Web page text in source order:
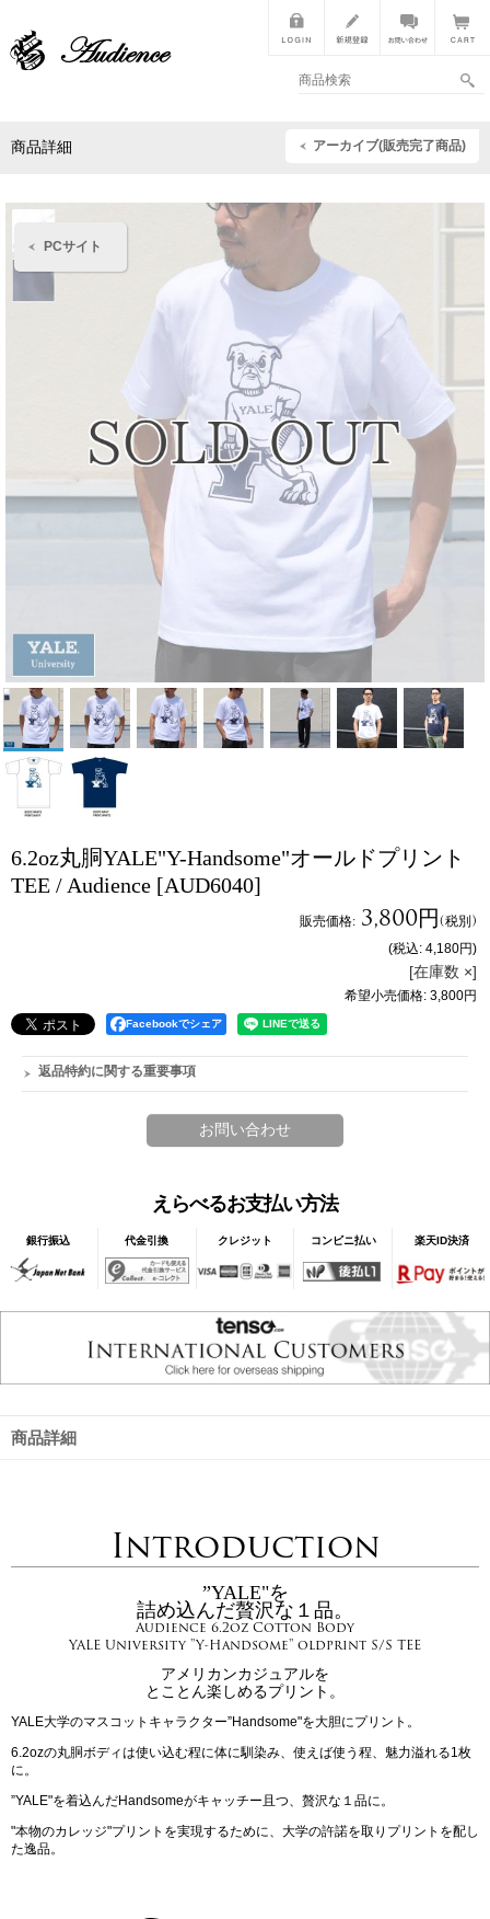
PCサイト
商品詳細 アーカイブ(販売完了商品)
6.2oz丸胴YALE"Y-Handsome"オールドプリント
TEE / Audience [AUD6040]
販売価格: 3,800円(税別)
(税込: 4,180円)
[在庫数 ×]
希望小売価格: 3,800円
Facebookでシェア
返品特約に関する重要事項
えらべるお支払い方法
銀行振込 代金引換 クレジット コンビニ払い 楽天ID決済
商品詳細
Introduction
”YALE"を
詰め込んだ贅沢な１品。
Audience 6.2oz Cotton Body
YALE University "Y-Handsome" oldprint S/S TEE
アメリカンカジュアルを
とことん楽しめるプリント。
YALE大学のマスコットキャラクター”Handsome"を大胆にプリント。
6.2ozの丸胴ボディは使い込む程に体に馴染み、使えば使う程、魅力溢れる1枚
に。
”YALE"を着込んだHandsomeがキャッチー且つ、贅沢な１品に。
"本物のカレッジ"プリントを実現するために、大学の許諾を取りプリントを配し
た逸品。